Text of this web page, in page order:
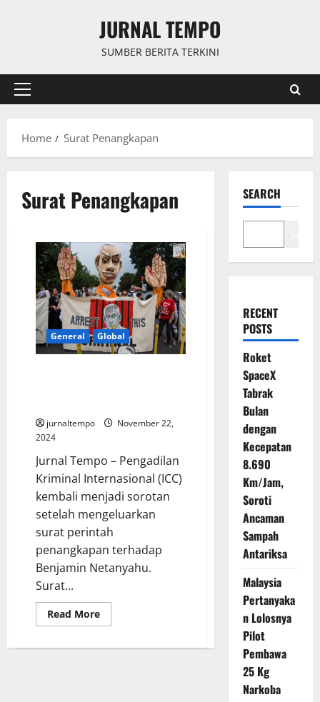
JURNAL TEMPO
SUMBER BERITA TERKINI
Primary
Home
Surat Penangkapan
Surat Penangkapan
General Global
jurnaltempo
November 22,
2024
Jurnal Tempo – Pengadilan
Kriminal Internasional (ICC)
kembali menjadi sorotan
setelah mengeluarkan
surat perintah
penangkapan terhadap
Benjamin Netanyahu.
Surat...
Read MoreRead
more
SEARCH
RECENT
POSTS
Roket
SpaceX
Tabrak
Bulan
dengan
Kecepatan
8.690
Km/Jam,
Soroti
Ancaman
Sampah
Antariksa
Malaysia
Pertanyaka
n Lolosnya
Pilot
Pembawa
25 Kg
Narkoba